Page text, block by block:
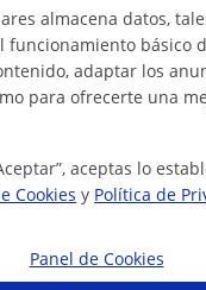
almacena datos,
funcionamiento básico
adaptar los
para ofrecerte una
aceptas lo
Cookies y Política de
Panel de Cookies